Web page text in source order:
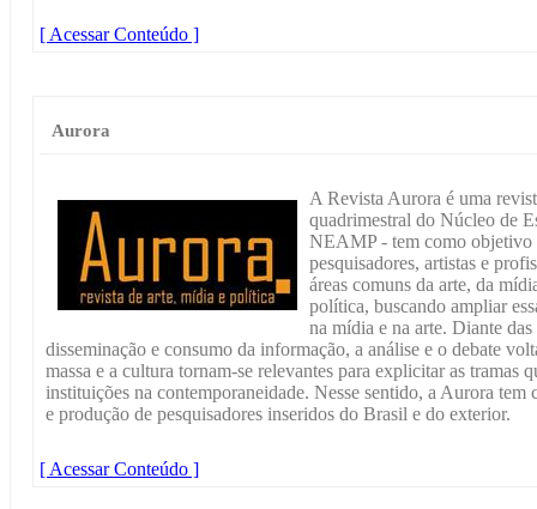
[ Acessar Conteúdo ]
Aurora
A Revista Aurora é uma
quadrimestral do Núcleo de
NEAMP - tem como objetivo
pesquisadores, artistas e
áreas comuns da arte, da
política, buscando ampliar
na mídia e na arte. Diante
disseminação e consumo da informação, a análise e o debate
massa e a cultura tornam-se relevantes para explicitar as tramas
instituições na contemporaneidade. Nesse sentido, a Aurora
e produção de pesquisadores inseridos do Brasil e do exterior.
[ Acessar Conteúdo ]